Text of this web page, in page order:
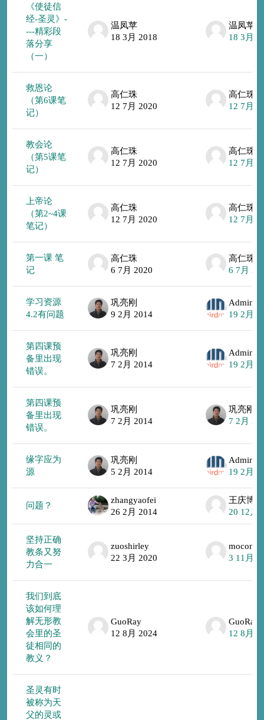
《使徒信
经-圣灵》-
---精彩段
落分享
（一）
温凤苹
18 3月 2018
温凤苹
18 3月
救恩论
（第6课笔
记）
高仁珠
12 7月 2020
高仁珠
12 7月
教会论
（第5课笔
记）
高仁珠
12 7月 2020
高仁珠
12 7月
上帝论
（第2~4课
笔记）
高仁珠
12 7月 2020
高仁珠
12 7月
第一课 笔
记
高仁珠
6 7月 2020
高仁珠
6 7月
学习资源
4.2有问题
巩亮刚
9 2月 2014
19 2月
第四课预
备里出现
错误。
巩亮刚
7 2月 2014
19 2月
第四课预
备里出现
错误。
巩亮刚
7 2月 2014
巩亮刚
7 2月
缘字应为
源
巩亮刚
5 2月 2014
19 2月
问题？
zhangyaofei
26 2月 2014
王庆博
20 12月
坚持正确
教条又努
力合一
zuoshirley
22 3月 2020
3 11月
我们到底
该如何理
解无形教
会里的圣
徒相同的
教义？
GuoRay
12 8月 2024
GuoRay
12 8月
圣灵有时
被称为天
父的灵或